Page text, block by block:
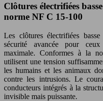
Clôtures électrifiées
norme NF C 15-100
Les clôtures électrifiées
sécurité avancée pour
maximale. Conformes à la
utilisent une tension
les humains et les animaux
contre les intrusions. Le
conducteurs intégrés à la
invisible mais puissante.